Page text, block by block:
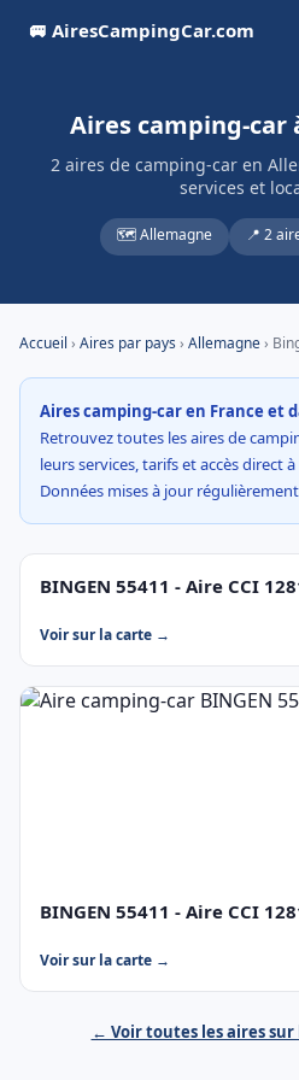
🚐 AiresCampingCar.com
Aires camping-car
2 aires de camping-car en
services et
🗺️ Allemagne 📍 2
Accueil › Aires par pays› Allemagne›
Aires camping-car en France et
Retrouvez toutes les aires de
leurs services, tarifs et accès direct
Données mises à jour
BINGEN 55411 - Aire CCI
Voir sur la carte →
BINGEN 55411 - Aire CCI
Voir sur la carte →
← Voir toutes les aires